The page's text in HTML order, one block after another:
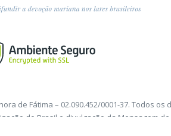
de Fátima – 02.090.452/0001-37. Todos
do Brasil e divulgação da Mensagem